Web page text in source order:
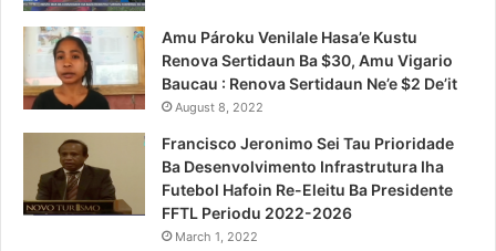
Amu Pároku Venilale Hasa’e Kustu
Renova Sertidaun Ba $30, Amu Vigario
Baucau : Renova Sertidaun Ne’e $2 De’it
August 8, 2022
Francisco Jeronimo Sei Tau Prioridade
Ba Desenvolvimento Infrastrutura Iha
Futebol Hafoin Re-Eleitu Ba Presidente
FFTL Periodu 2022-2026
March 1, 2022